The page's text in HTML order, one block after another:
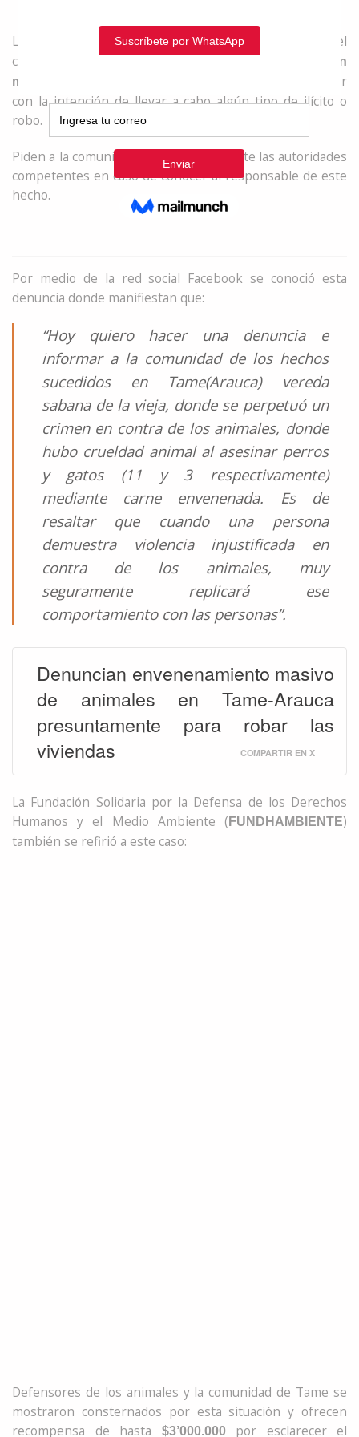
La comunidad de Tame-Araucadenunció públicamente el
crimen en contra de perros y gatos, alrededor de
19 han
muerto
. Los animales fueron envenenados al parecer
con la intención de llevar a cabo algún tipo de ilícito o
robo.
Piden a la comunidad que denuncien ante las autoridades
competentes en caso de conocer al responsable de este
hecho.
Por medio de la red social Facebook se conoció esta
denuncia donde manifiestan que:
“Hoy quiero hacer una denuncia e
informar a la comunidad de los hechos
sucedidos en Tame(Arauca) vereda
sabana de la vieja, donde se perpetuó un
crimen en contra de los animales, donde
hubo crueldad animal al asesinar perros
y gatos (11 y 3 respectivamente)
mediante carne envenenada. Es de
resaltar que cuando una persona
demuestra violencia injustificada en
contra de los animales, muy
seguramente replicará ese
comportamiento con las personas”.
Denuncian envenenamiento masivo
de animales en Tame-Arauca
presuntamente para robar las
viviendas
COMPARTIR EN X
La Fundación Solidaria por la Defensa de los Derechos
Humanos y el Medio Ambiente ( FUNDHAMBIENTE)
también se refirió a este caso:
Defensores de los animales y la comunidad de Tame se
mostraron consternados por esta situación y ofrecen
recompensa de hasta $3’000.000 por esclarecer el